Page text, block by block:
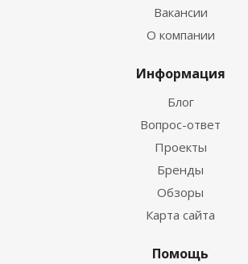
Вакансии
О компании
Информация
Блог
Вопрос-ответ
Проекты
Бренды
Обзоры
Карта сайта
Помощь